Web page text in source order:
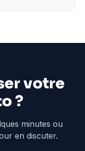
votre
?
minutes ou
en discuter.